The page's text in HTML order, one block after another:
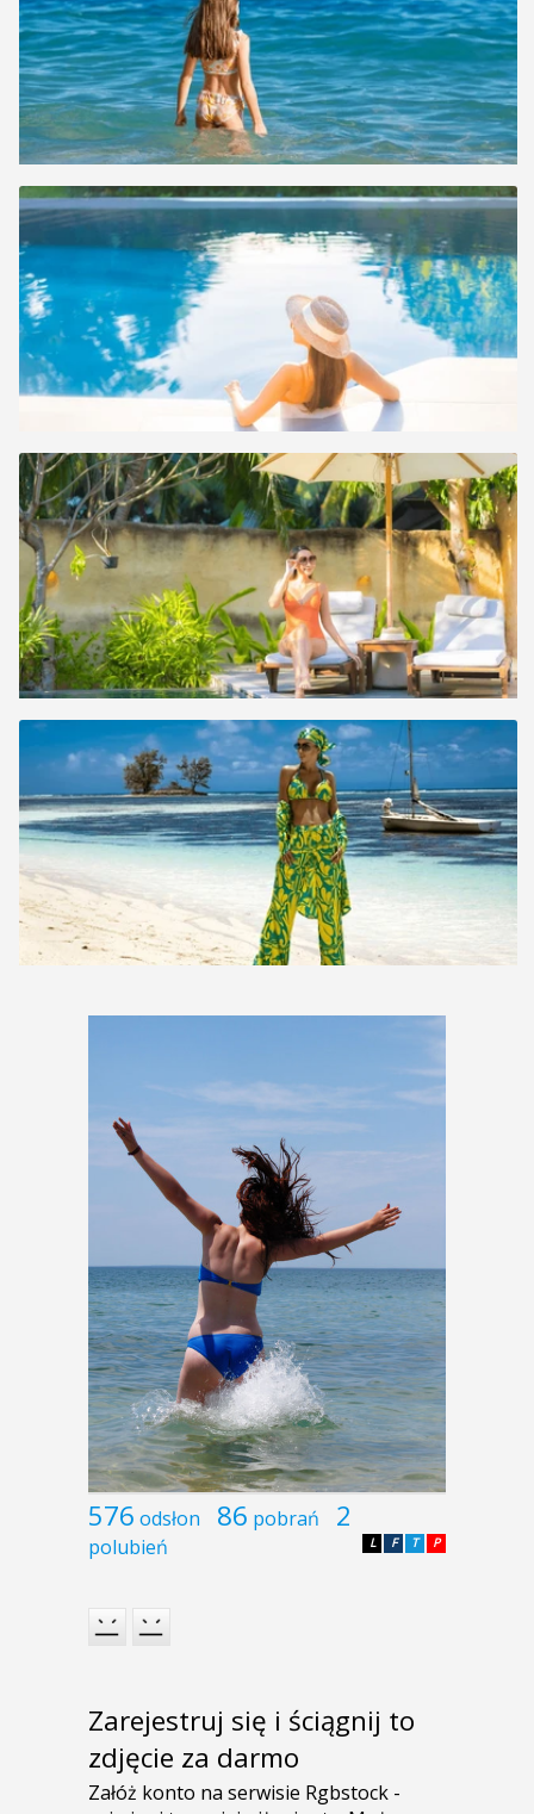
576 odsłon 86 pobrań 2
polubień P
T
F
L
Zarejestruj się i ściągnij to
zdjęcie za darmo